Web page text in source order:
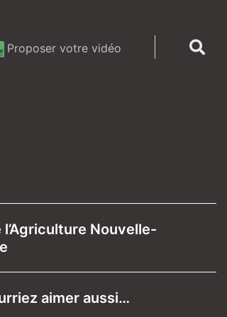
Proposer votre vidéo
l’Agriculture Nouvelle-
aimer aussi…